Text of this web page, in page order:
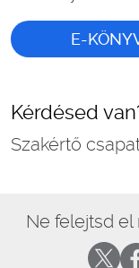
E-
Kérdésed
Szakértő
Ne felejtsd